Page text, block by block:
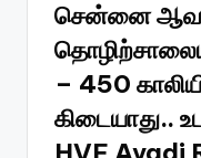
சென்னை
– 450
கிடையாது..